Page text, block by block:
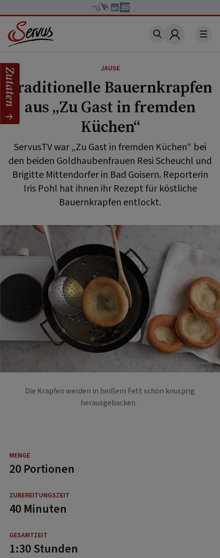
Account
JAUSE
Traditionelle Bauernkrapfen
aus „Zu Gast in fremden
Küchen“
ServusTV war „Zu Gast in fremden Küchen“ bei
den beiden Goldhaubenfrauen Resi Scheuchl und
Brigitte Mittendorfer in Bad Goisern. Reporterin
Iris Pohl hat ihnen ihr Rezept für köstliche
Bauernkrapfen entlockt.
Foto: Ingo Eisenhut
Die Krapfen werden in heißem Fett schön knusprig
herausgebacken.
20 Portionen
40 Minuten
1:30 Stunden
Zutaten